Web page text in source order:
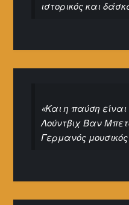
ιστορικός και
«Και η παύση είναι
Λούντβιχ Βαν
Γερμανός